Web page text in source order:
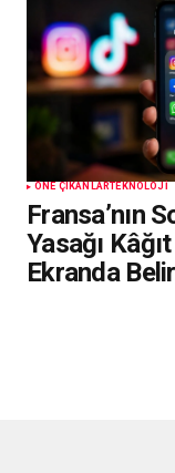
ÖNE ÇIKANLARTEKNOLOJI
Fransa’nın
Yasağı
Ekranda